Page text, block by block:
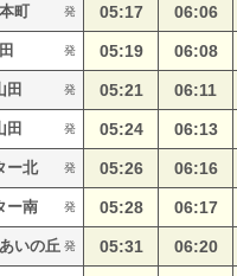
町 発 05:17 06:06
発 05:19 06:08
田 発 05:21 06:11
田 発 05:24 06:13
ー北 発 05:26 06:16
ー南 発 05:28 06:17
いの丘 発 05:31 06:20